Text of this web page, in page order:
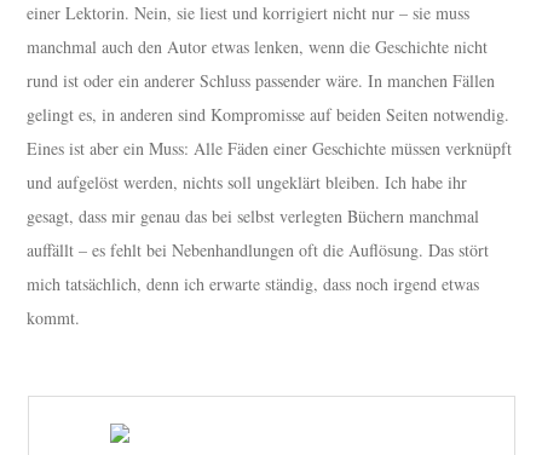
einer Lektorin. Nein, sie liest und korrigiert nicht nur – sie muss
manchmal auch den Autor etwas lenken, wenn die Geschichte nicht
rund ist oder ein anderer Schluss passender wäre. In manchen Fällen
gelingt es, in anderen sind Kompromisse auf beiden Seiten notwendig.
Eines ist aber ein Muss: Alle Fäden einer Geschichte müssen verknüpft
und aufgelöst werden, nichts soll ungeklärt bleiben. Ich habe ihr
gesagt, dass mir genau das bei selbst verlegten Büchern manchmal
auffällt – es fehlt bei Nebenhandlungen oft die Auflösung. Das stört
mich tatsächlich, denn ich erwarte ständig, dass noch irgend etwas
kommt.